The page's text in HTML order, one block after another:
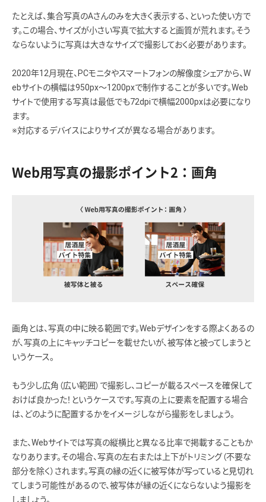
たとえば、集合写真のAさんのみを大きく表示する、といった使い方で
す。この場合、サイズが小さい写真で拡大すると画質が荒れます。そう
ならないように写真は大きなサイズで撮影しておく必要があります。
2020年12月現在、PCモニタやスマートフォンの解像度シェアから、W
ebサイトの横幅は950px〜1200pxで制作することが多いです。Web
サイトで使用する写真は最低でも72dpiで横幅2000pxは必要になり
ます。
※対応するデバイスによりサイズが異なる場合があります。
Web用写真の撮影ポイント2：画角
画角とは、写真の中に映る範囲です。Webデザインをする際よくあるの
が、写真の上にキャッチコピーを載せたいが、被写体と被ってしまうと
いうケース。
もう少し広角（広い範囲）で撮影し、コピーが載るスペースを確保して
おけば良かった！というケースです。写真の上に要素を配置する場合
は、どのように配置するかをイメージしながら撮影をしましょう。
また、Webサイトでは写真の縦横比と異なる比率で掲載することもか
なりあります。その場合、写真の左右または上下がトリミング（不要な
部分を除く）されます。写真の縁の近くに被写体が写っていると見切れ
てしまう可能性があるので、被写体が縁の近くにならないよう撮影を
しましょう。